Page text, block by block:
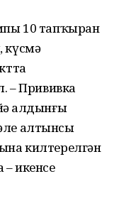
10 тапҡырҙан
күсмә
– Прививка
алдынғы
алтынсы
килтерелгән
икенсе